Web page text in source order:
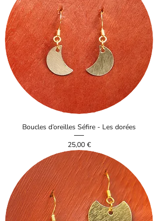
Boucles d’oreilles Séfire - Les dorées
Prix
25,00 €